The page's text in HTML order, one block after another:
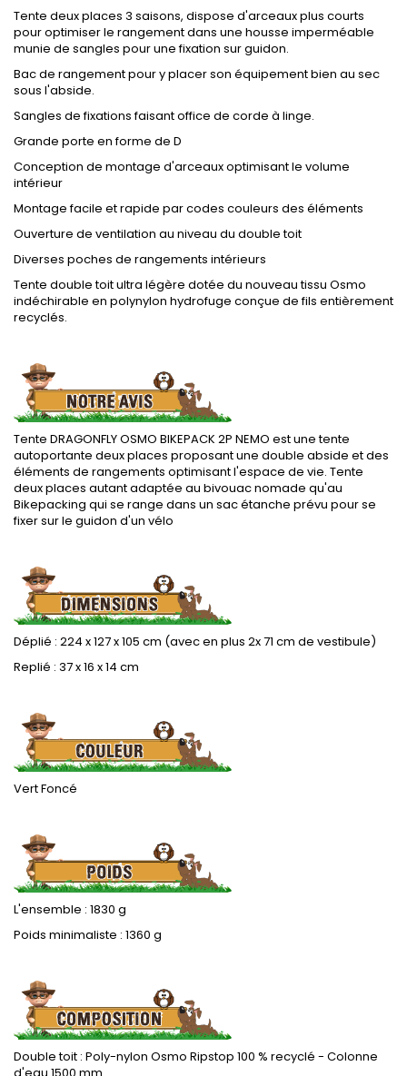
Tente deux places 3 saisons, dispose d'arceaux plus courts
pour optimiser le rangement dans une housse imperméable
munie de sangles pour une fixation sur guidon.
Bac de rangement pour y placer son équipement bien au sec
sous l'abside.
Sangles de fixations faisant office de corde à linge.
Grande porte en forme de D
Conception de montage d'arceaux optimisant le volume
intérieur
Montage facile et rapide par codes couleurs des éléments
Ouverture de ventilation au niveau du double toit
Diverses poches de rangements intérieurs
Tente double toit ultra légère dotée du nouveau tissu Osmo
indéchirable en polynylon hydrofuge conçue de fils entièrement
recyclés.
Tente DRAGONFLY OSMO BIKEPACK 2P NEMO est une tente
autoportante deux places proposant une double abside et des
éléments de rangements optimisant l'espace de vie. Tente
deux places autant adaptée au bivouac nomade qu'au
Bikepacking qui se range dans un sac étanche prévu pour se
fixer sur le guidon d'un vélo
Déplié : 224 x 127 x 105 cm (avec en plus 2x 71 cm de vestibule)
Replié : 37 x 16 x 14 cm
Vert Foncé
L'ensemble : 1830 g
Poids minimaliste : 1360 g
Double toit : Poly-nylon Osmo Ripstop 100 % recyclé - Colonne
d'eau 1500 mm